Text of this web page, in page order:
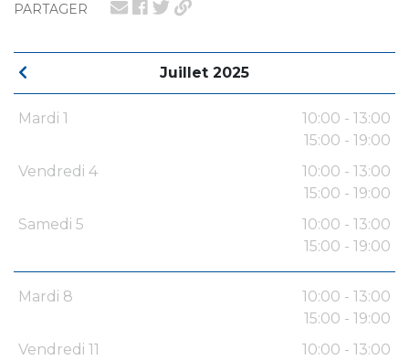
PARTAGER
Juillet 2025
Mardi 1
10:00 - 13:00
15:00 - 19:00
Vendredi 4
10:00 - 13:00
15:00 - 19:00
Samedi 5
10:00 - 13:00
15:00 - 19:00
Mardi 8
10:00 - 13:00
15:00 - 19:00
Vendredi 11
10:00 - 13:00